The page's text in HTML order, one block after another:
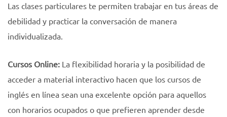
Las clases particulares te permiten trabajar en tus áreas de
debilidad y practicar la conversación de manera
individualizada.
Cursos Online: La flexibilidad horaria y la posibilidad de
acceder a material interactivo hacen que los cursos de
inglés en línea sean una excelente opción para aquellos
con horarios ocupados o que prefieren aprender desde